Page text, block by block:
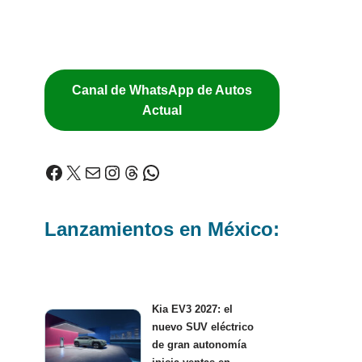
Canal de WhatsApp de Autos
Actual
Lanzamientos en México:
Kia EV3 2027: el
nuevo SUV eléctrico
de gran autonomía